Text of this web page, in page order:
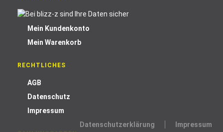
Datenschutzerklärung
Impressum
Mein Kundenkonto
Mein Warenkorb
RECHTLICHES
AGB
Datenschutz
Impressum